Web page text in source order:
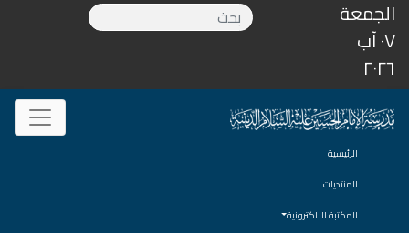
الجمعة
٠٧ آب
٢٠٢٦
الرئيسية
المنتديات
المكتبة الالكترونية